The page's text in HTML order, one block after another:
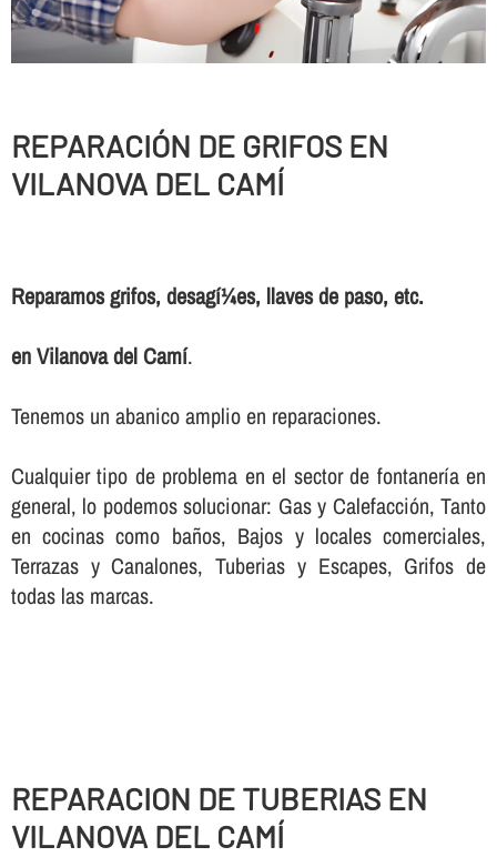
REPARACIÓN DE GRIFOS EN
VILANOVA DEL CAMÍ
Reparamos grifos, desagí¼es, llaves de paso, etc.
en Vilanova del Camí.
Tenemos un abanico amplio en reparaciones.
Cualquier tipo de problema en el sector de fontanerí­a en
general, lo podemos solucionar: Gas y Calefacción, Tanto
en cocinas como baños, Bajos y locales comerciales,
Terrazas y Canalones, Tuberias y Escapes, Grifos de
todas las marcas.
REPARACION DE TUBERIAS EN
VILANOVA DEL CAMÍ